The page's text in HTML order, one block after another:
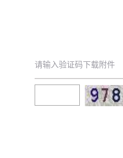
请输入验证码下载附件